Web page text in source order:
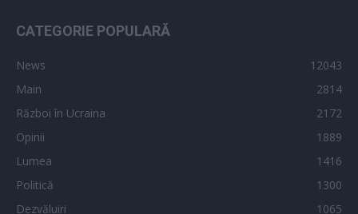
CATEGORIE POPULARĂ
News
12043
Main
2814
Război în Ucraina
2172
Opinii
1889
Lumea
1416
Politică
1300
Dezvăluiri
1065